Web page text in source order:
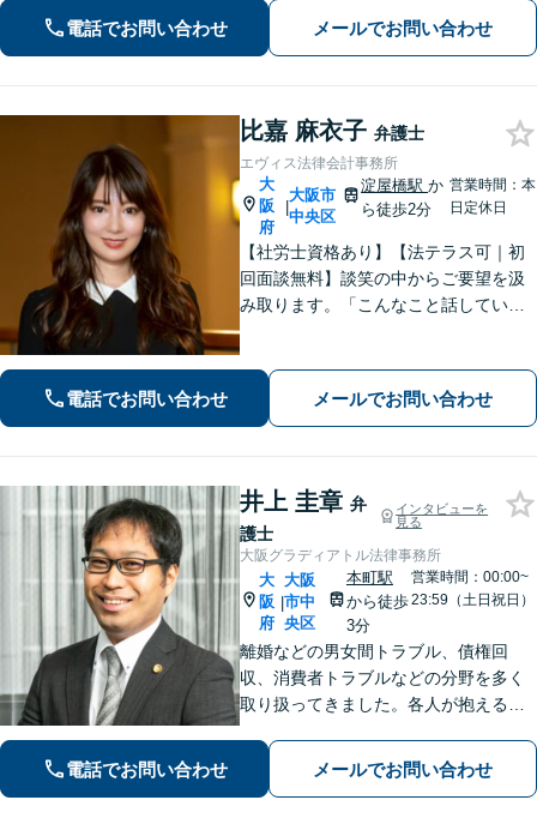
お任せください。法律のプロフェッシ
ョナルが、途を切り拓くお手伝いを致
電話でお問い合わせ メールでお問い合わせ
比嘉 麻衣子 弁護士
エヴィス法律会計事務所
大
阪
府
|
大阪市
中央区
淀屋橋駅か
ら徒歩2分
営業時間：本
日定休日
【社労士資格あり】【法テラス可｜初
回面談無料】談笑の中からご要望を汲
み取ります。「こんなこと話していい
離婚・労働問題など。あなたの想いに
寄り添い、最適な解決を目指します
電話でお問い合わせ メールでお問い合わせ
井上 圭章 弁
護士
インタビューを
見る
大阪グラディアトル法律事務所
大
阪
府
|
大阪
市中
央区
本町駅
から徒歩
3分
営業時間：00:00~
23:59（土日祝日）
離婚などの男女間トラブル、債権回
収、消費者トラブルなどの分野を多く
取り扱ってきました。各人が抱えるト
法があります。詳細な打ち合わせをさ
せていただきます。お気軽にお問い合
電話でお問い合わせ メールでお問い合わせ